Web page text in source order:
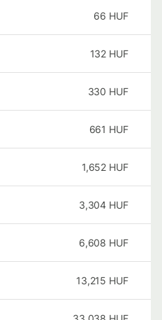
66 HUF
132 HUF
330 HUF
661 HUF
1,652 HUF
3,304 HUF
6,608 HUF
13,215 HUF